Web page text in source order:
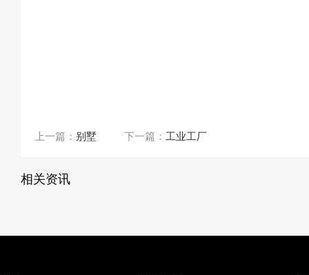
上一篇： 别墅 下一篇： 工业工厂
相关资讯